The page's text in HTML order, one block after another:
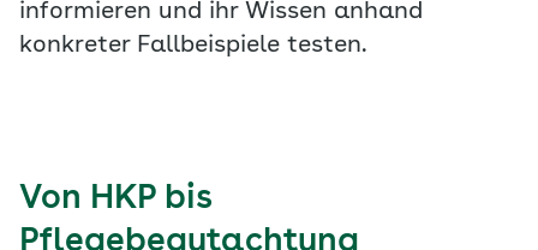
informieren und ihr Wissen anhand
konkreter Fallbeispiele testen.
Von HKP bis
Pflegebegutachtung